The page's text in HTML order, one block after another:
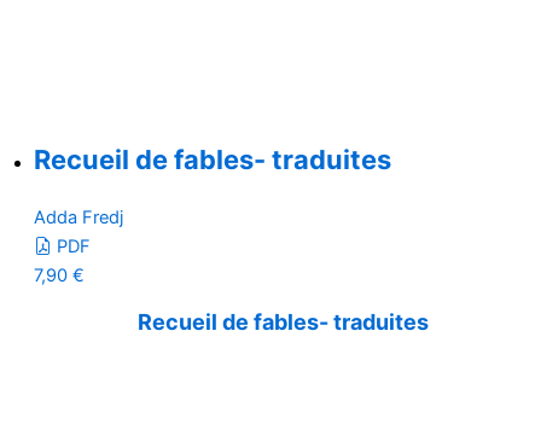
Recueil de fables- traduites
Adda Fredj
PDF
7,90 €
Recueil de fables- traduites